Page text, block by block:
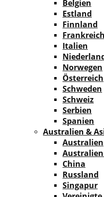
Belgien
Estland
Finnland
Frankreich
Italien
Norwegen
Österreich
Schweden
Schweiz
Serbien
Spanien
Australien &
Australien
Australien
China
Russland
Singapur